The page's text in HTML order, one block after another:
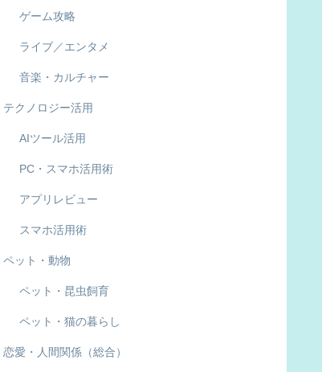
ゲーム攻略
ライブ／エンタメ
音楽・カルチャー
テクノロジー活用
AIツール活用
PC・スマホ活用術
アプリレビュー
スマホ活用術
ペット・動物
ペット・昆虫飼育
ペット・猫の暮らし
恋愛・人間関係（総合）